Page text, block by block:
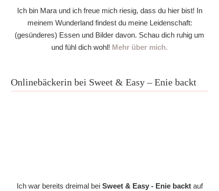
Ich bin Mara und ich freue mich riesig, dass du hier bist! In
meinem Wunderland findest du meine Leidenschaft:
(gesünderes) Essen und Bilder davon. Schau dich ruhig um
und fühl dich wohl! Mehr über mich.
Onlinebäckerin bei Sweet & Easy – Enie backt
Ich war bereits dreimal bei Sweet & Easy - Enie backtauf